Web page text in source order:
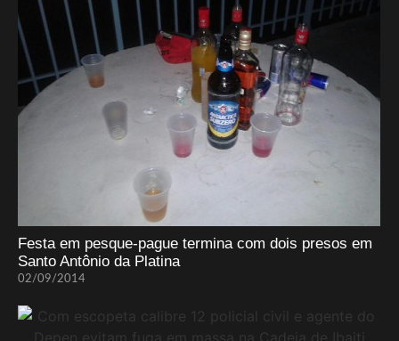
Festa em pesque-pague termina com dois presos em
Santo Antônio da Platina
02/09/2014